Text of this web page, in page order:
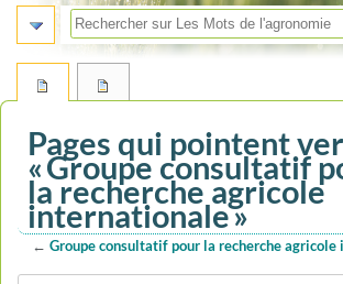
Pages qui pointent
« Groupe consultatif
la recherche agricole
internationale »
←Groupe consultatif pour la recherche